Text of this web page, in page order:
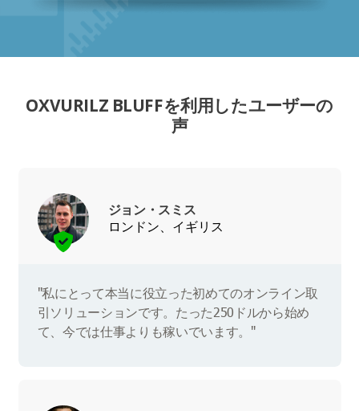
OXVURILZ BLUFFを利用したユーザーの
声
ジョン・スミス
ロンドン、イギリス
"私にとって本当に役立った初めてのオンライン取
引ソリューションです。たった250ドルから始め
て、今では仕事よりも稼いでいます。"